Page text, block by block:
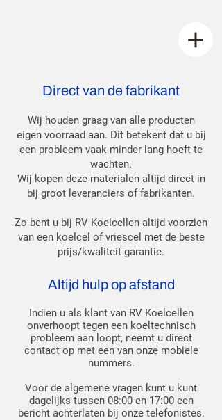
Direct van de fabrikant
Altijd hulp op afstand
Wij houden graag van alle producten
eigen voorraad aan. Dit betekent dat u bij
een probleem vaak minder lang hoeft te
wachten.
Wij kopen deze materialen altijd direct in
bij groot leveranciers of fabrikanten.
Zo bent u bij RV Koelcellen altijd voorzien
van een koelcel of vriescel met de beste
prijs/kwaliteit garantie.
Indien u als klant van RV Koelcellen
onverhoopt tegen een koeltechnisch
probleem aan loopt, neemt u direct
contact op met een van onze mobiele
nummers.
Voor de algemene vragen kunt u kunt
dagelijks tussen 08:00 en 17:00 een
bericht achterlaten bij onze telefonistes.